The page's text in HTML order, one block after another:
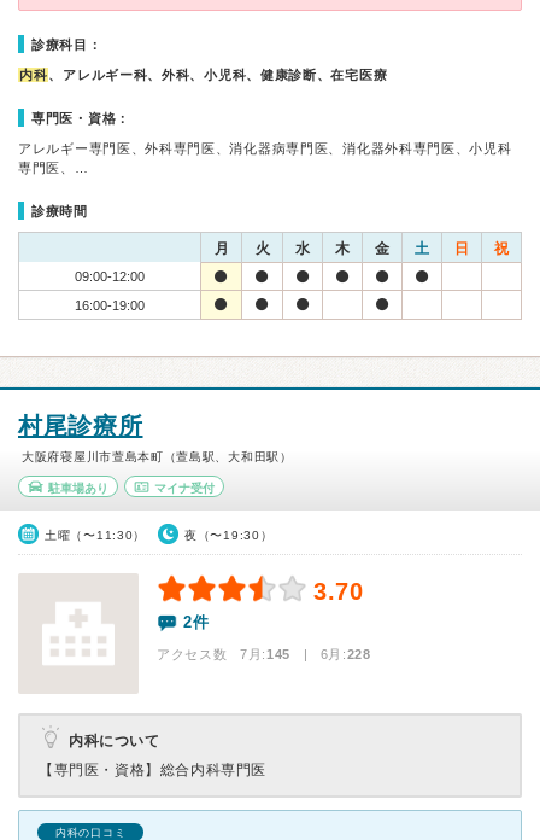
診療科目：
内科、アレルギー科、外科、小児科、健康診断、在宅医療
専門医・資格：
アレルギー専門医、外科専門医、消化器病専門医、消化器外科専門医、小児科
専門医、…
診療時間
月 火 水 木 金 土 日 祝
09:00-12:00
16:00-19:00
村尾診療所
大阪府寝屋川市萱島本町（萱島駅、大和田駅）
駐車場あり マイナ受付
土曜（〜11:30） 夜（〜19:30）
3.70
2件
アクセス数 7月:145 | 6月:228
内科について
【専門医・資格】 総合内科専門医
内科の口コミ